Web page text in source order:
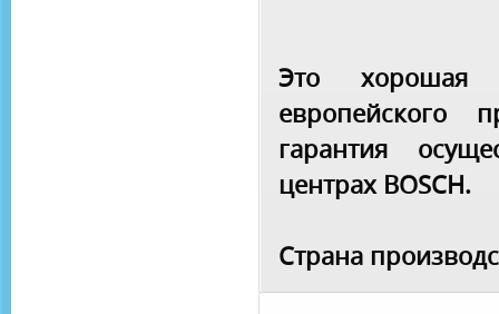
Это хорошая
европейского
гарантия
центрах BOSCH.
Страна